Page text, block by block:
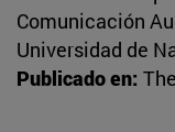
Comunicación
Universidad de
Publicado en: